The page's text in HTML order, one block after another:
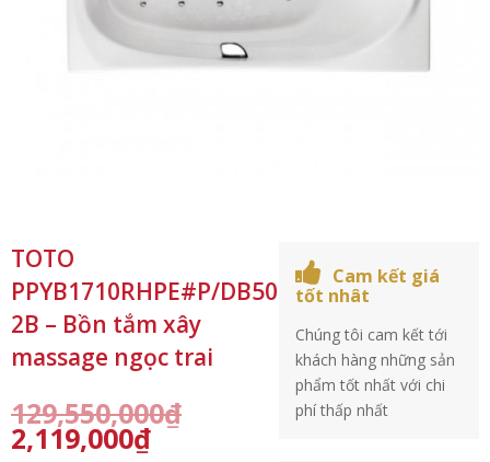
TOTO
PPYB1710RHPE#P/DB501R-
2B – Bồn tắm xây
massage ngọc trai
129,550,000₫
2,119,000₫
Cam kết giá
tốt nhât
Chúng tôi cam kết tới
khách hàng những sản
phẩm tốt nhất với chi
phí thấp nhất